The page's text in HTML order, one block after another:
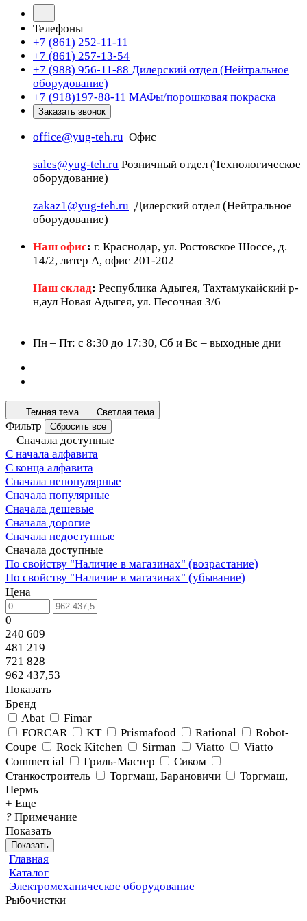
Телефоны
+7 (861) 252-11-11
+7 (861) 257-13-54
+7 (988) 956-11-88 Дилерский отдел (Нейтральное
оборудование)
+7 (918)197-88-11 МАФы/порошковая покраска
Заказать звонок
office@yug-teh.ru Офис
sales@yug-teh.ru Розничный отдел (Технологическое
оборудование)
zakaz1@yug-teh.ru Дилерский отдел (Нейтральное
оборудование)
Наш офис: г. Краснодар, ул. Ростовское Шоссе, д.
14/2, литер А, офис 201-202
Наш склад: Республика Адыгея, Тахтамукайский р-
н,аул Новая Адыгея, ул. Песочная 3/6
Пн – Пт: c 8:30 до 17:30, Сб и Вс – выходные дни
Темная тема Светлая тема
Фильтр Сбросить все
Сначала доступные
С начала алфавита
С конца алфавита
Сначала непопулярные
Сначала популярные
Сначала дешевые
Сначала дорогие
Сначала недоступные
Сначала доступные
По свойству "Наличие в магазинах" (возрастание)
По свойству "Наличие в магазинах" (убывание)
Цена
0
240 609
481 219
721 828
962 437,53
Показать
Бренд
Abat
Fimar
FORCAR
KT Prismafood Rational
Robot-
Coupe
Rock Kitchen Sirman Viatto
Viatto
Commercial
Гриль-Мастер
Сиком
Станкостроитель
Торгмаш, Барановичи
Торгмаш,
Пермь
+ Еще
? Примечание
Показать
Показать
Главная
Каталог
Электромеханическое оборудование
Рыбочистки